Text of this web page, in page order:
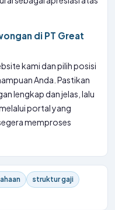
di PT Great
kami dan pilih posisi
Anda. Pastikan
lengkap dan jelas, lalu
portal yang
memproses
struktur gaji